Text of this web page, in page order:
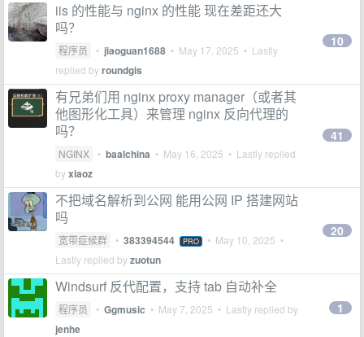
iis 的性能与 nginx 的性能 现在差距还大
吗？
程序员 • jiaoguan1688 • May 17, 2025 • Lastly
replied byroundgis
10
有兄弟们用 nginx proxy manager（或者其
他图形化工具）来管理 nginx 反向代理的
吗？
NGINX • baalchina • May 16, 2025 • Lastly replied
byxiaoz
41
不把域名解析到公网 能用公网 IP 搭建网站
吗
宽带症候群 • 383394544 PRO • May 10, 2025 •
Lastly replied byzuotun
20
Windsurf 反代配置，支持 tab 自动补全
程序员 • Ggmusic • May 7, 2025 • Lastly replied by
jenhe
1